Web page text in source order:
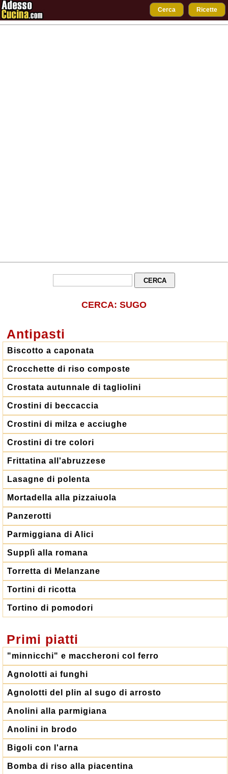
Cerca Ricette
CERCA: SUGO
Antipasti
Biscotto a caponata
Crocchette di riso composte
Crostata autunnale di tagliolini
Crostini di beccaccia
Crostini di milza e acciughe
Crostini di tre colori
Frittatina all'abruzzese
Lasagne di polenta
Mortadella alla pizzaiuola
Panzerotti
Parmiggiana di Alici
Supplì alla romana
Torretta di Melanzane
Tortini di ricotta
Tortino di pomodori
Primi piatti
"minnicchi" e maccheroni col ferro
Agnolotti ai funghi
Agnolotti del plin al sugo di arrosto
Anolini alla parmigiana
Anolini in brodo
Bigoli con l'arna
Bomba di riso alla piacentina